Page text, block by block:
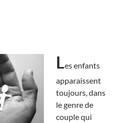
Les enfants
apparaissent
toujours, dans
le genre de
couple qui